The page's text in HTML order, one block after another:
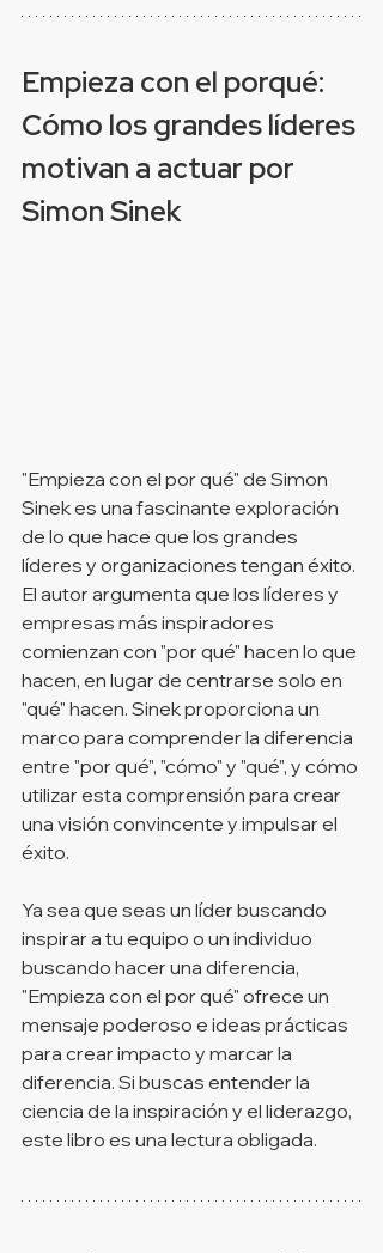
Empieza con el porqué:
Cómo los grandes líderes
motivan a actuar por
Simon Sinek
"Empieza con el por qué" de Simon
Sinek es una fascinante exploración
de lo que hace que los grandes
líderes y organizaciones tengan éxito.
El autor argumenta que los líderes y
empresas más inspiradores
comienzan con "por qué" hacen lo que
hacen, en lugar de centrarse solo en
"qué" hacen. Sinek proporciona un
marco para comprender la diferencia
entre "por qué", "cómo" y "qué", y cómo
utilizar esta comprensión para crear
una visión convincente y impulsar el
éxito.
Ya sea que seas un líder buscando
inspirar a tu equipo o un individuo
buscando hacer una diferencia,
"Empieza con el por qué" ofrece un
mensaje poderoso e ideas prácticas
para crear impacto y marcar la
diferencia. Si buscas entender la
ciencia de la inspiración y el liderazgo,
este libro es una lectura obligada.